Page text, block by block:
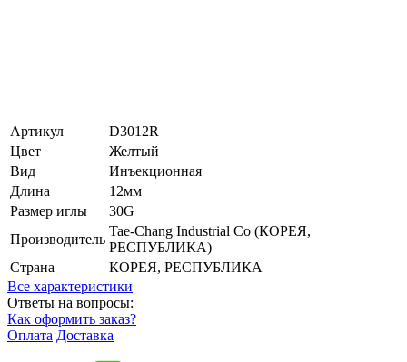
Артикул
D3012R
Цвет
Желтый
Вид
Инъекционная
Длина
12мм
Размер иглы
30G
Производитель
Tae-Chang Industrial Co (КОРЕЯ,
РЕСПУБЛИКА)
Страна
КОРЕЯ, РЕСПУБЛИКА
Все характеристики
Ответы на вопросы:
Как оформить заказ?
Оплата Доставка